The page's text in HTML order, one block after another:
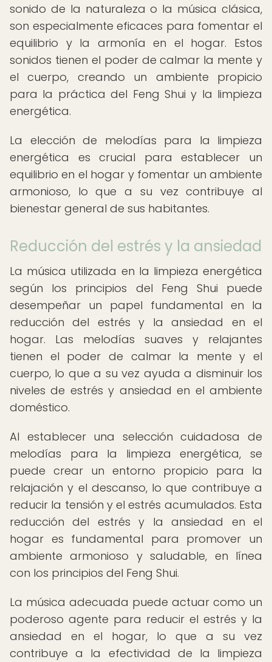
sonido de la naturaleza o la música clásica,
son especialmente eficaces para fomentar el
equilibrio y la armonía en el hogar. Estos
sonidos tienen el poder de calmar la mente y
el cuerpo, creando un ambiente propicio
para la práctica del Feng Shui y la limpieza
energética.
La elección de melodías para la limpieza
energética es crucial para establecer un
equilibrio en el hogar y fomentar un ambiente
armonioso, lo que a su vez contribuye al
bienestar general de sus habitantes.
Reducción del estrés y la ansiedad
La música utilizada en la limpieza energética
según los principios del Feng Shui puede
desempeñar un papel fundamental en la
reducción del estrés y la ansiedad en el
hogar. Las melodías suaves y relajantes
tienen el poder de calmar la mente y el
cuerpo, lo que a su vez ayuda a disminuir los
niveles de estrés y ansiedad en el ambiente
doméstico.
Al establecer una selección cuidadosa de
melodías para la limpieza energética, se
puede crear un entorno propicio para la
relajación y el descanso, lo que contribuye a
reducir la tensión y el estrés acumulados. Esta
reducción del estrés y la ansiedad en el
hogar es fundamental para promover un
ambiente armonioso y saludable, en línea
con los principios del Feng Shui.
La música adecuada puede actuar como un
poderoso agente para reducir el estrés y la
ansiedad en el hogar, lo que a su vez
contribuye a la efectividad de la limpieza